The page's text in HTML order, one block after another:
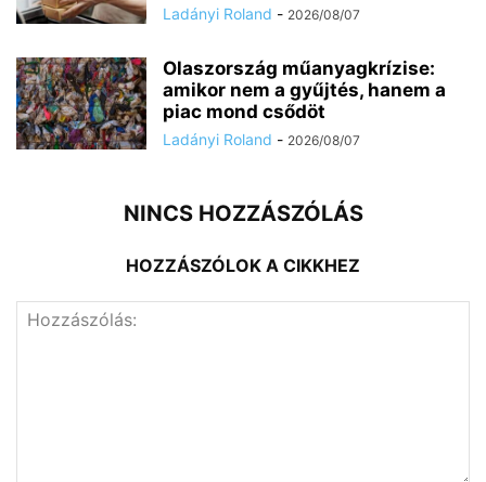
Ladányi Roland - 2026/08/07
Olaszország műanyagkrízise:
amikor nem a gyűjtés, hanem a
piac mond csődöt
Ladányi Roland - 2026/08/07
NINCS HOZZÁSZÓLÁS
HOZZÁSZÓLOK A CIKKHEZ